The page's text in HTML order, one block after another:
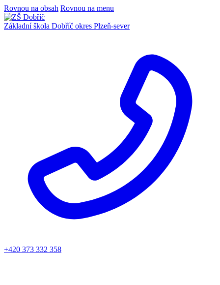
Rovnou na obsah Rovnou na menu
Základní škola Dobříč okres Plzeň-sever
+420 373 332 358